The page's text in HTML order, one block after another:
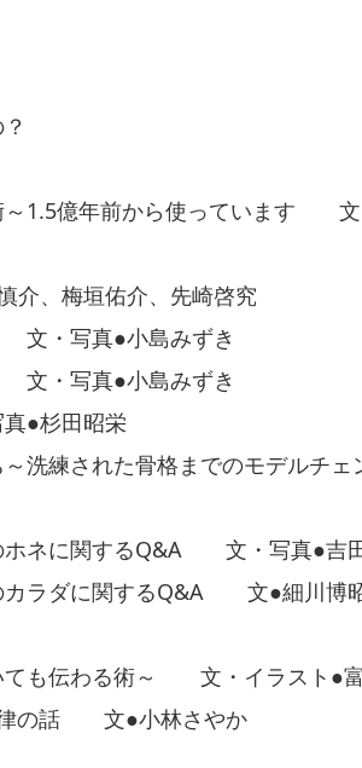
～1.5億年前から使っています 文
、梅垣佑介、先崎啓究
文・写真●小島みずき
文・写真●小島みずき
●杉田昭栄
～洗練された骨格までのモデル
ホネに関するQ&A 文・写真●吉
カラダに関するQ&A 文●細川
ても伝わる術～ 文・イラスト●
律の話 文●小林さやか